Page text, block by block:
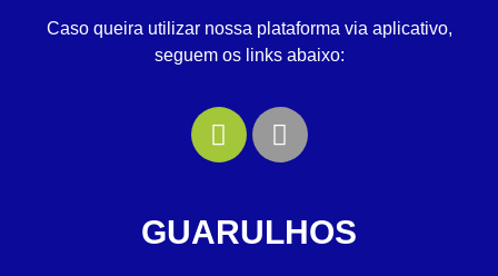
Caso queira utilizar nossa plataforma via aplicativo,
seguem os links abaixo:
GUARULHOS